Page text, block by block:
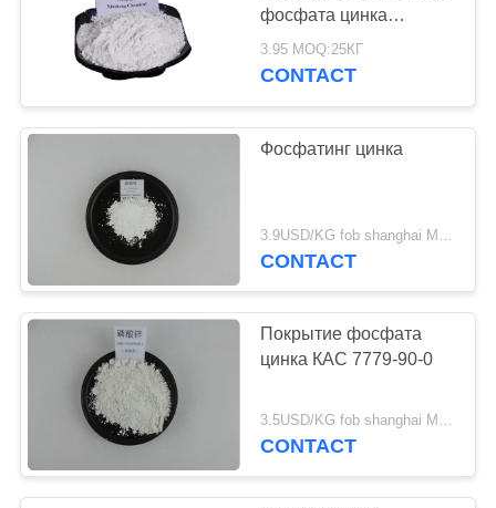
фосфата цинка
ДОСТИГАЕМОСТИ
химическое супер
3.95 MOQ:25КГ
CONTACT
Фосфатинг цинка
CONTACT
Покрытие фосфата
цинка КАС 7779-90-0
3.5USD/KG fob shanghai MOQ:25КГ
CONTACT